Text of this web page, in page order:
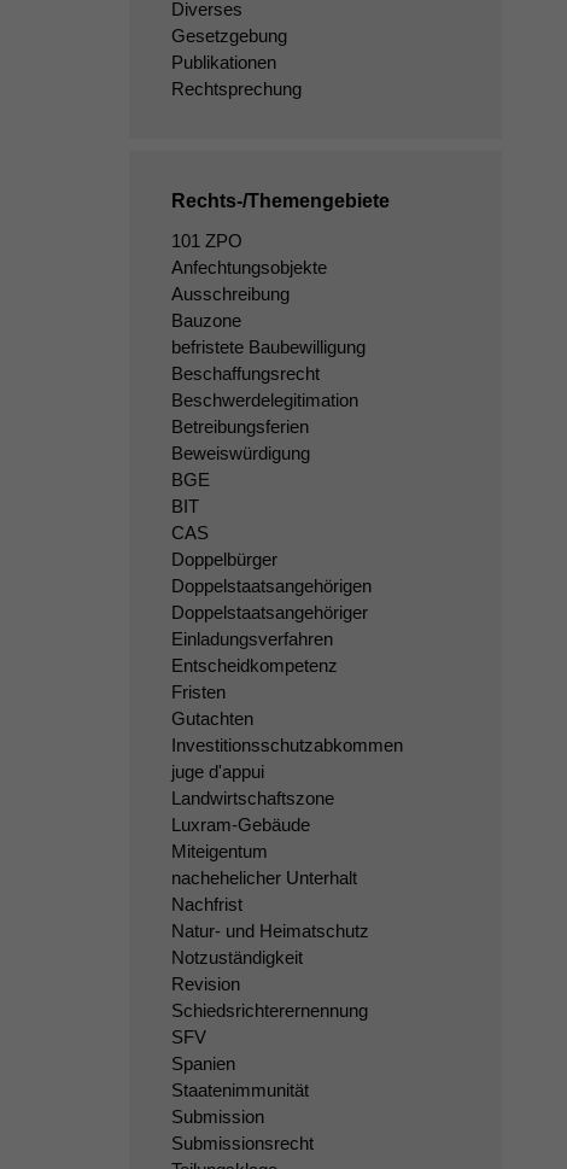
Diverses
Gesetzgebung
Publikationen
Rechtsprechung
Rechts-/Themengebiete
101 ZPO
Anfechtungsobjekte
Ausschreibung
Bauzone
befristete Baubewilligung
Beschaffungsrecht
Beschwerdelegitimation
Betreibungsferien
Beweiswürdigung
BGE
BIT
CAS
Doppelbürger
Doppelstaatsangehörigen
Doppelstaatsangehöriger
Einladungsverfahren
Entscheidkompetenz
Fristen
Gutachten
Investitionsschutzabkommen
juge d'appui
Landwirtschaftszone
Luxram-Gebäude
Miteigentum
nachehelicher Unterhalt
Nachfrist
Natur- und Heimatschutz
Notzuständigkeit
Revision
Schiedsrichterernennung
SFV
Spanien
Staatenimmunität
Submission
Submissionsrecht